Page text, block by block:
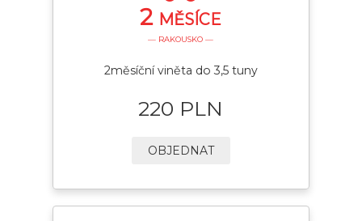
2 MĚSÍCE
— RAKOUSKO —
2měsíční viněta do 3,5 tuny
220 PLN
OBJEDNAT